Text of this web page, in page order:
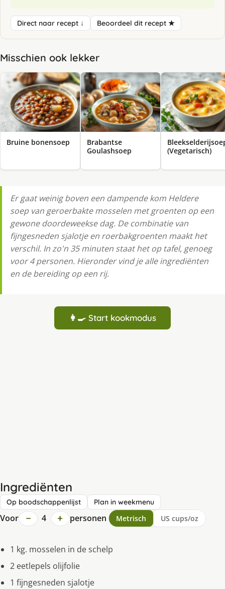
Direct naar recept ↓ Beoordeel dit recept ★
Misschien ook lekker
Bruine bonensoep
Brabantse
Goulashsoep
(Vegetarisch)
Er gaat weinig boven een dampende kom Heldere
soep van geroerbakte mosselen met groenten op een
gewone doordeweekse dag. De combinatie van
fijngesneden sjalotje en roerbakgroenten maakt het
verschil. In zo'n 35 minuten staat het op tafel, genoeg
voor 4 personen. Hieronder vind je alle ingrediënten
en de bereiding op een rij.
👩‍🍳 Start kookmodus
Ingrediënten
Op boodschappenlijst Plan in weekmenu
Voor − 4 + personen Metrisch US cups/oz
1 kg. mosselen in de schelp
2 eetlepels olijfolie
1 fijngesneden sjalotje